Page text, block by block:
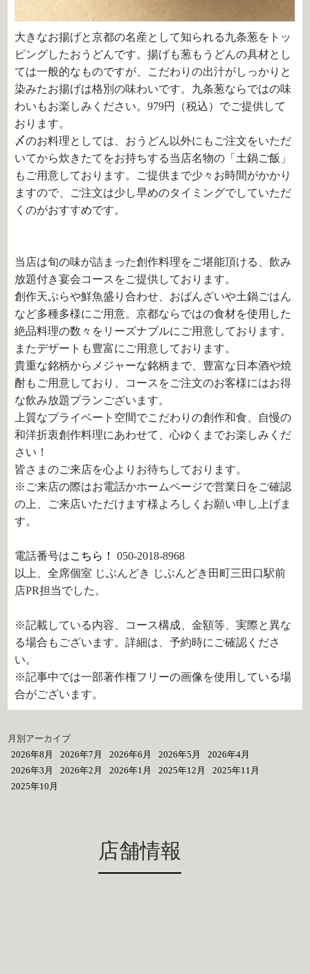
大きなお揚げと京都の名産として知られる九条葱をトッ
ピングしたおうどんです。揚げも葱もうどんの具材とし
ては一般的なものですが、こだわりの出汁がしっかりと
染みたお揚げは格別の味わいです。九条葱ならではの味
わいもお楽しみください。979円（税込）でご提供して
おります。
〆のお料理としては、おうどん以外にもご注文をいただ
いてから炊きたてをお持ちする当店名物の「土鍋ご飯」
もご用意しております。ご提供まで少々お時間がかかり
ますので、ご注文は少し早めのタイミングでしていただ
くのがおすすめです。
当店は旬の味が詰まった創作料理をご堪能頂ける、飲み
放題付き宴会コースをご提供しております。
創作天ぷらや鮮魚盛り合わせ、おばんざいや土鍋ごはん
など多種多様にご用意。京都ならではの食材を使用した
絶品料理の数々をリーズナブルにご用意しております。
またデザートも豊富にご用意しております。
貴重な銘柄からメジャーな銘柄まで、豊富な日本酒や焼
酎もご用意しており、コースをご注文のお客様にはお得
な飲み放題プランございます。
上質なプライベート空間でこだわりの創作和食、自慢の
和洋折衷創作料理にあわせて、心ゆくまでお楽しみくだ
さい！
皆さまのご来店を心よりお待ちしております。
※ご来店の際はお電話かホームページで営業日をご確認
の上、ご来店いただけます様よろしくお願い申し上げま
す。
電話番号はこちら！
050-2018-8968
以上、全席個室 じぶんどき じぶんどき田町三田口駅前
店PR担当でした。
※記載している内容、コース構成、金額等、実際と異な
る場合もございます。詳細は、予約時にご確認くださ
い。
※記事中では一部著作権フリーの画像を使用している場
合がございます。
月別アーカイブ
2026年8月
2026年7月 2026年6月 2026年5月
2026年4月
2026年3月
2026年2月 2026年1月 2025年12月
2025年11月
2025年10月
店舗情報